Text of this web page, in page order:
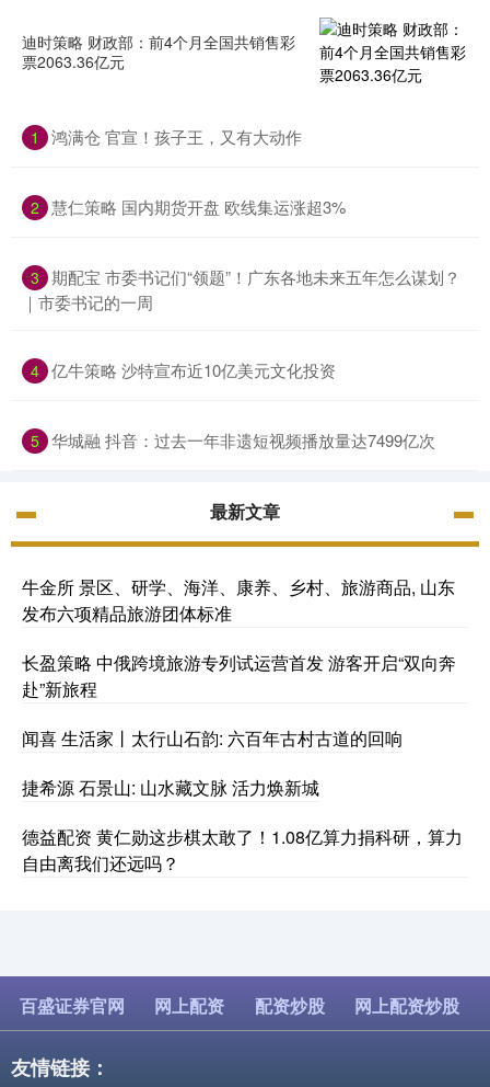
迪时策略 财政部：前4个月全国共销售彩
票2063.36亿元
1 鸿满仓 官宣！孩子王，又有大动作
2 慧仁策略 国内期货开盘 欧线集运涨超3%
3 期配宝 市委书记们“领题”！广东各地未来五年怎么谋划？
｜市委书记的一周
4 亿牛策略 沙特宣布近10亿美元文化投资
5 华城融 抖音：过去一年非遗短视频播放量达7499亿次
最新文章
牛金所 景区、研学、海洋、康养、乡村、旅游商品, 山东
发布六项精品旅游团体标准
长盈策略 中俄跨境旅游专列试运营首发 游客开启“双向奔
赴”新旅程
闻喜 生活家丨太行山石韵: 六百年古村古道的回响
捷希源 石景山: 山水藏文脉 活力焕新城
德益配资 黄仁勋这步棋太敢了！1.08亿算力捐科研，算力
自由离我们还远吗？
百盛证券官网 网上配资 配资炒股 网上配资炒股
友情链接：